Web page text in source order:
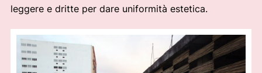
leggere e dritte per dare uniformità estetica.